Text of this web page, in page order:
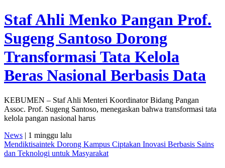
Staf Ahli Menko Pangan Prof.
Sugeng Santoso Dorong
Transformasi Tata Kelola
Beras Nasional Berbasis Data
KEBUMEN – Staf Ahli Menteri Koordinator Bidang Pangan
Assoc. Prof. Sugeng Santoso, menegaskan bahwa transformasi tata
kelola pangan nasional harus
News | 1 minggu lalu
Mendiktisaintek Dorong Kampus Ciptakan Inovasi Berbasis Sains
dan Teknologi untuk Masyarakat